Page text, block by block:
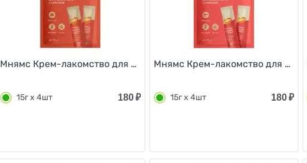
Мнямс Крем-лакомство для кошек с Тунцом Кацуо и Морским
15г х 4шт 180 ₽
Мнямс Крем-лакомство для
15г х 4шт 180₽